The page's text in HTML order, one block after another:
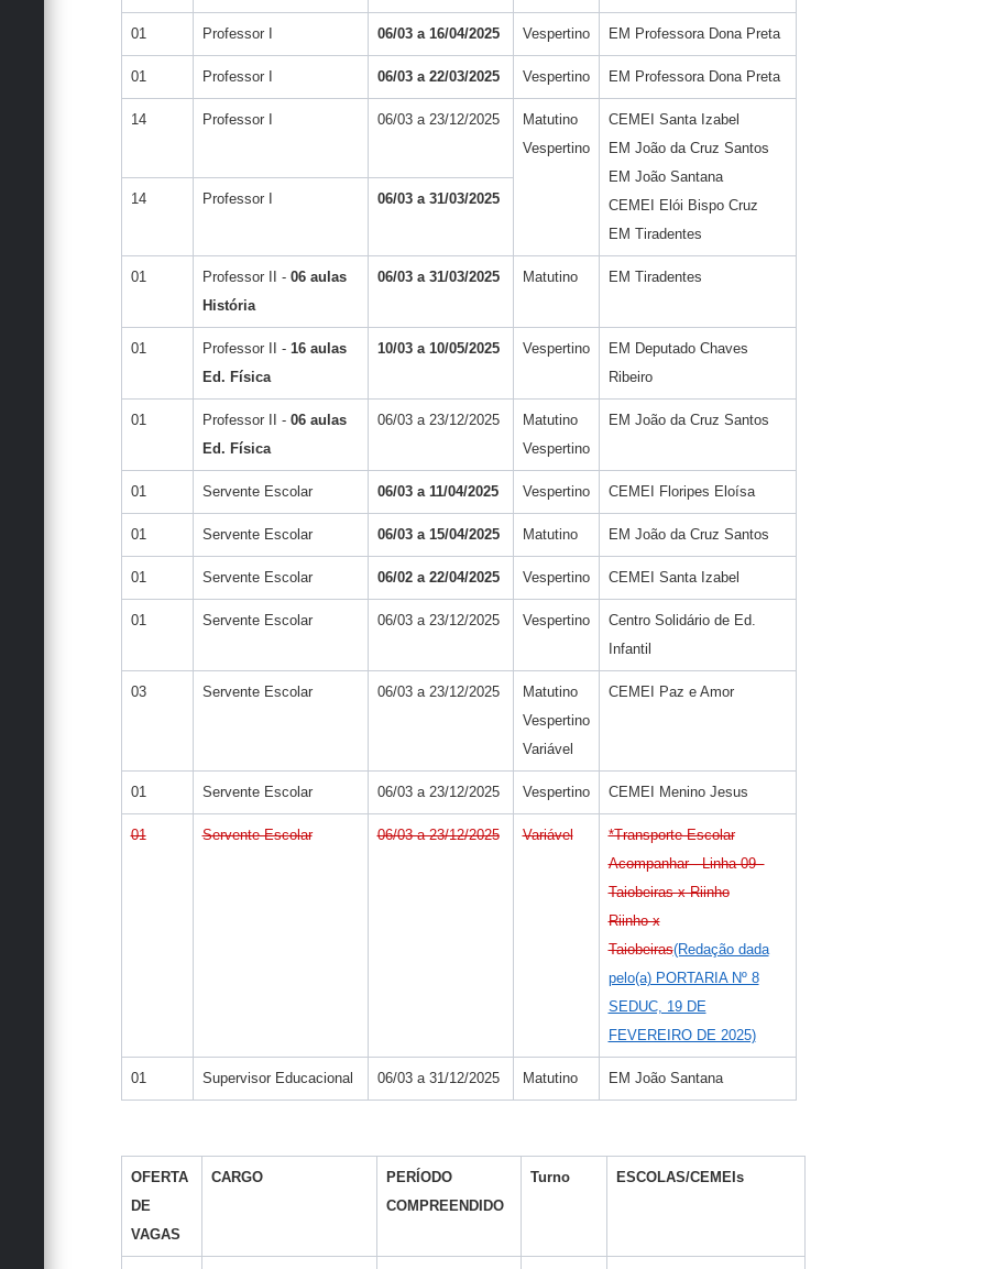
01 Professor I 06/03 a 16/04/2025 Vespertino EM Professora Dona Preta
01 Professor I 06/03 a 22/03/2025 Vespertino EM Professora Dona Preta
14 Professor I 06/03 a 23/12/2025
Matutino
Vespertino
CEMEI Santa Izabel
EM João da Cruz Santos
EM João Santana
CEMEI Elói Bispo Cruz
EM Tiradentes
14 Professor I 06/03 a 31/03/2025
01 Professor II - 06 aulas
História
06/03 a 31/03/2025 Matutino EM Tiradentes
01 Professor II - 16 aulas
Ed. Física
10/03 a 10/05/2025 Vespertino
EM Deputado Chaves
Ribeiro
01 Professor II - 06 aulas
Ed. Física
06/03 a 23/12/2025
Matutino
Vespertino
EM João da Cruz Santos
01 Servente Escolar 06/03 a 11/04/2025 Vespertino CEMEI Floripes Eloísa
01 Servente Escolar 06/03 a 15/04/2025 Matutino EM João da Cruz Santos
01 Servente Escolar 06/02 a 22/04/2025 Vespertino CEMEI Santa Izabel
01 Servente Escolar 06/03 a 23/12/2025 Vespertino
Centro Solidário de Ed.
Infantil
03 Servente Escolar 06/03 a 23/12/2025
Matutino
Vespertino
Variável
CEMEI Paz e Amor
01 Servente Escolar 06/03 a 23/12/2025 Vespertino CEMEI Menino Jesus
01 Servente Escolar 06/03 a 23/12/2025 Variável
*Transporte Escolar
Acompanhar - Linha 09
Taiobeiras x Riinho
Riinho x
Taiobeiras(Redação dada
pelo(a) PORTARIA Nº 8
SEDUC, 19 DE
FEVEREIRO DE 2025)
01 Supervisor Educacional 06/03 a 31/12/2025 Matutino EM João Santana
OFERTA
DE
VAGAS
CARGO
PERÍODO
COMPREENDIDO
Turno ESCOLAS/CEMEIs